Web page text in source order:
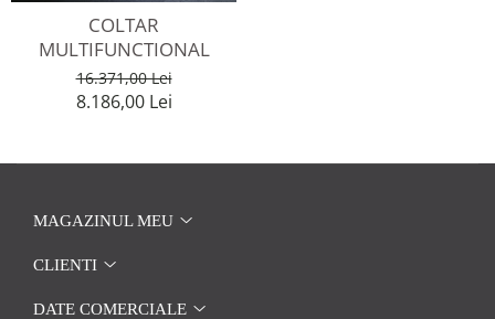
COLTAR
MULTIFUNCTIONAL
16.371,00 Lei
8.186,00 Lei
MAGAZINUL MEU
CLIENTI
DATE COMERCIALE